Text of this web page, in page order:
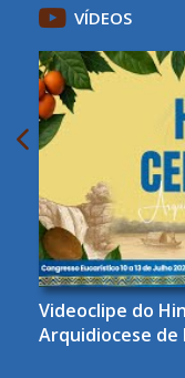
VÍDEOS
Videoclipe do
Arquidiocese de